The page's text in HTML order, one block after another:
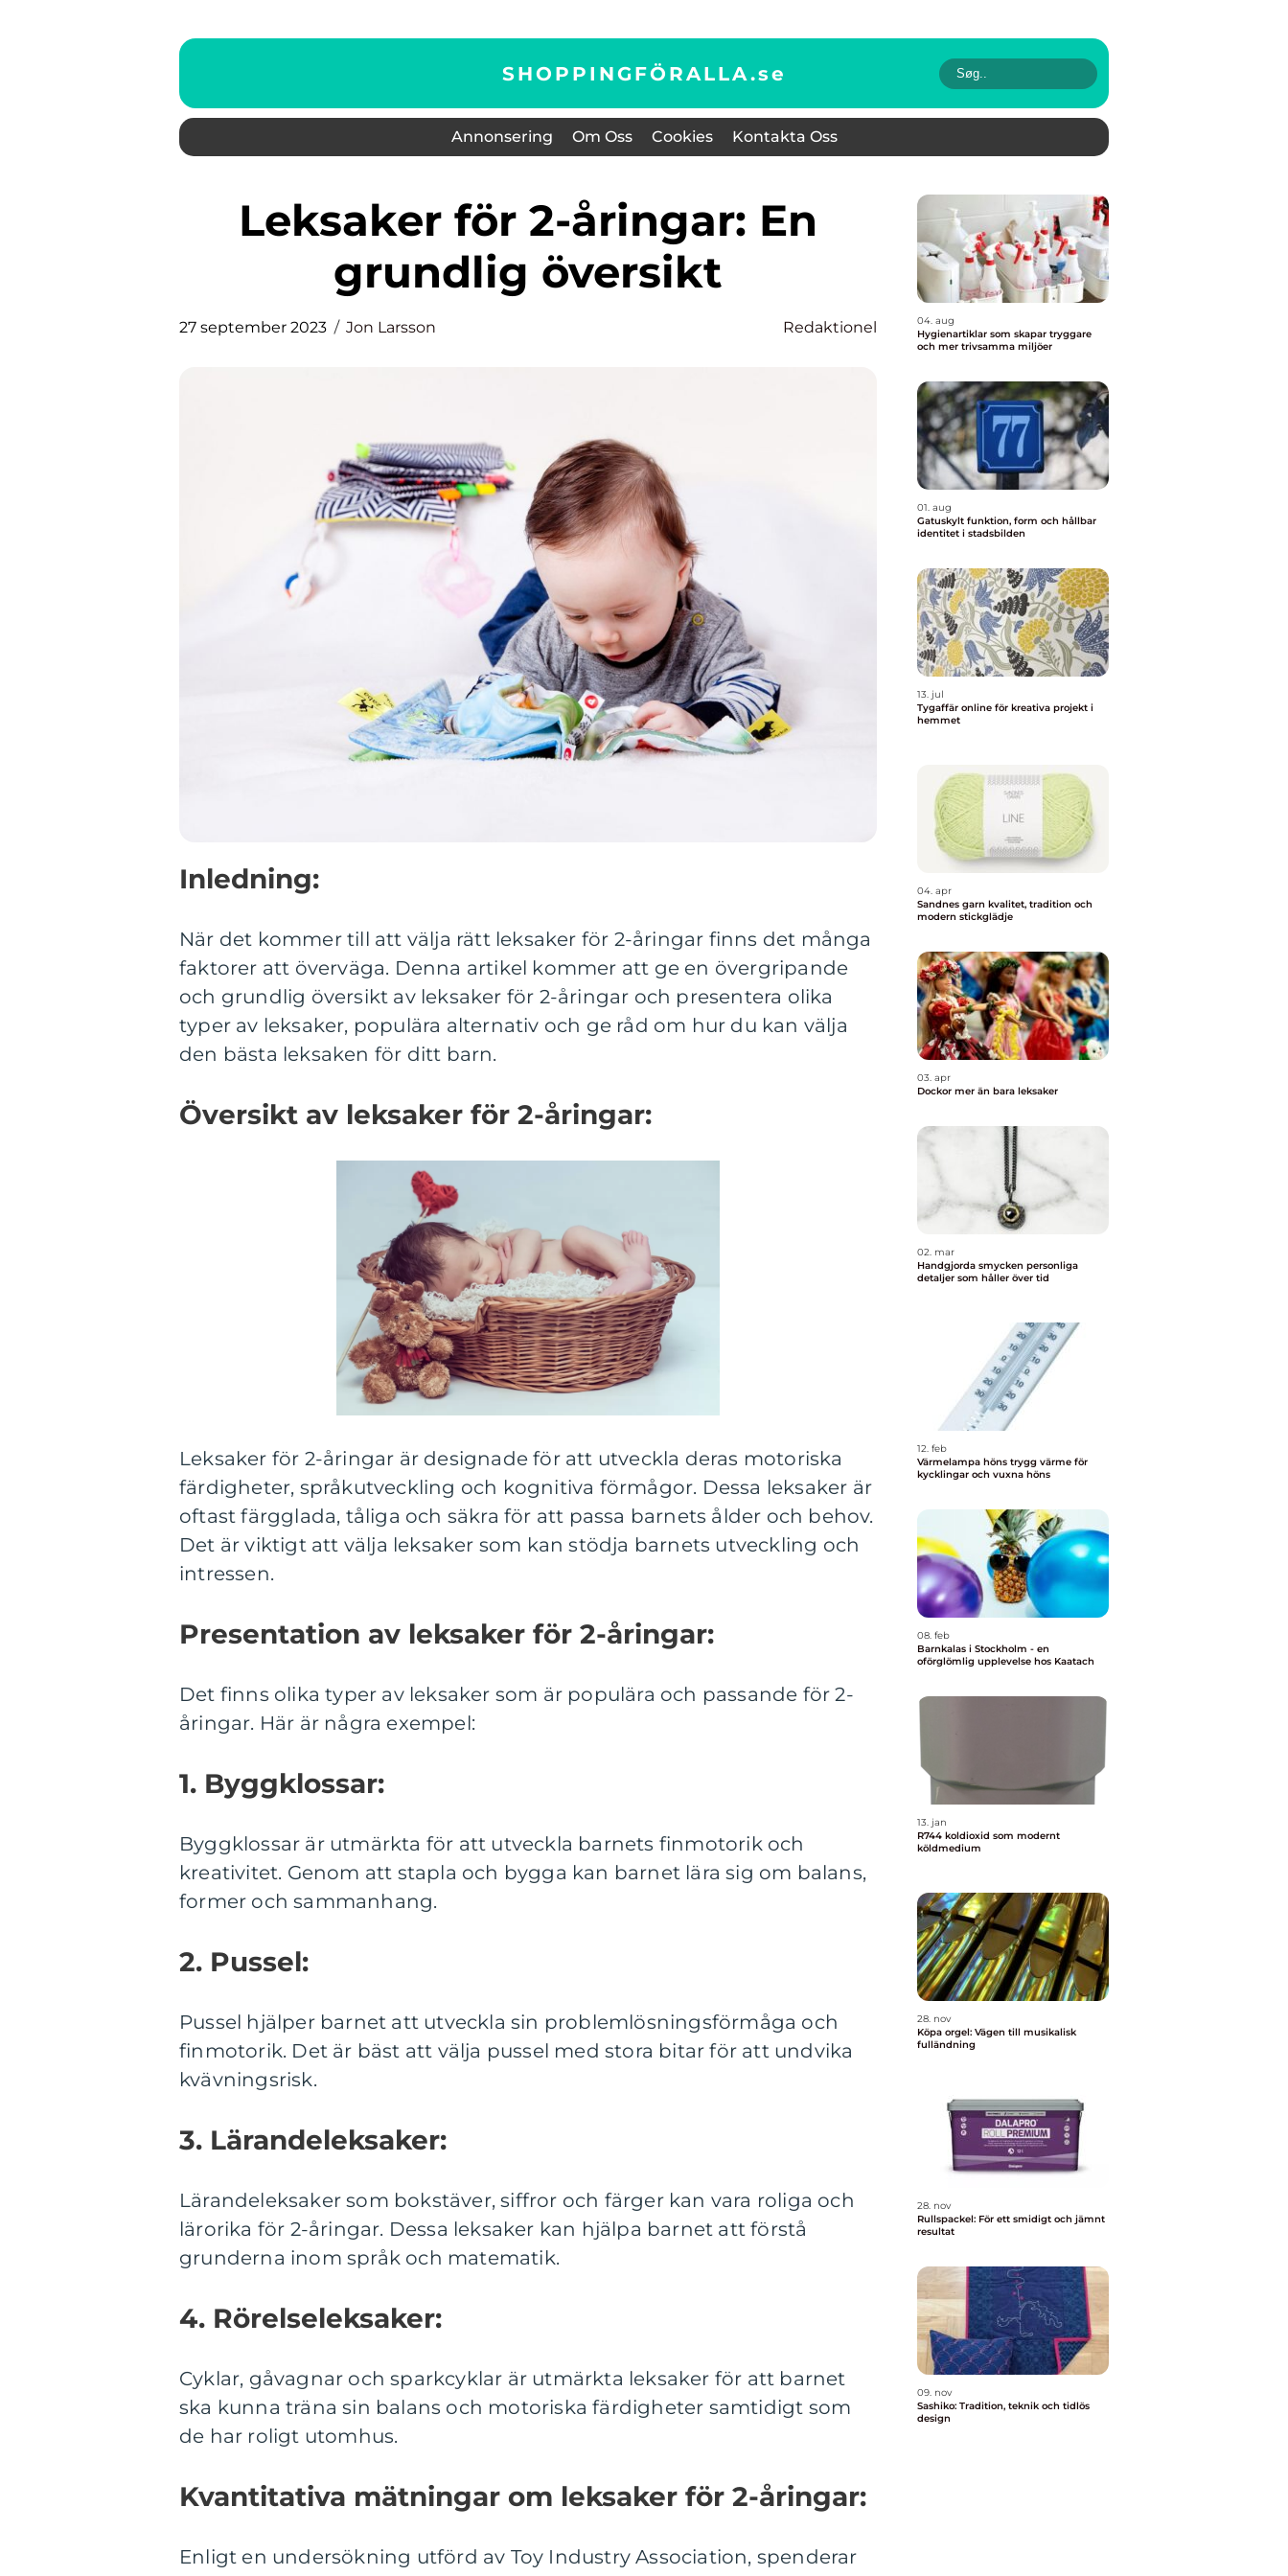
SHOPPINGFÖRALLA.se
Annonsering Om Oss Cookies Kontakta Oss
Leksaker för 2-åringar: En
grundlig översikt
27 september 2023 Jon Larsson Redaktionel
Inledning:
När det kommer till att välja rätt leksaker för 2-åringar finns det många
faktorer att överväga. Denna artikel kommer att ge en övergripande
och grundlig översikt av leksaker för 2-åringar och presentera olika
typer av leksaker, populära alternativ och ge råd om hur du kan välja
den bästa leksaken för ditt barn.
Översikt av leksaker för 2-åringar:
Leksaker för 2-åringar är designade för att utveckla deras motoriska
färdigheter, språkutveckling och kognitiva förmågor. Dessa leksaker är
oftast färgglada, tåliga och säkra för att passa barnets ålder och behov.
Det är viktigt att välja leksaker som kan stödja barnets utveckling och
intressen.
Presentation av leksaker för 2-åringar:
Det finns olika typer av leksaker som är populära och passande för 2-
åringar. Här är några exempel:
1. Byggklossar:
Byggklossar är utmärkta för att utveckla barnets finmotorik och
kreativitet. Genom att stapla och bygga kan barnet lära sig om balans,
former och sammanhang.
2. Pussel:
Pussel hjälper barnet att utveckla sin problemlösningsförmåga och
finmotorik. Det är bäst att välja pussel med stora bitar för att undvika
kvävningsrisk.
3. Lärandeleksaker:
Lärandeleksaker som bokstäver, siffror och färger kan vara roliga och
lärorika för 2-åringar. Dessa leksaker kan hjälpa barnet att förstå
grunderna inom språk och matematik.
4. Rörelseleksaker:
Cyklar, gåvagnar och sparkcyklar är utmärkta leksaker för att barnet
ska kunna träna sin balans och motoriska färdigheter samtidigt som
de har roligt utomhus.
Kvantitativa mätningar om leksaker för 2-åringar:
Enligt en undersökning utförd av Toy Industry Association, spenderar
04. aug
Hygienartiklar som skapar tryggare
och mer trivsamma miljöer
01. aug
Gatuskylt funktion, form och hållbar
identitet i stadsbilden
13. jul
Tygaffär online för kreativa projekt i
hemmet
04. apr
Sandnes garn kvalitet, tradition och
modern stickglädje
03. apr
Dockor mer än bara leksaker
02. mar
Handgjorda smycken personliga
detaljer som håller över tid
12. feb
Värmelampa höns trygg värme för
kycklingar och vuxna höns
08. feb
Barnkalas i Stockholm - en
oförglömlig upplevelse hos Kaatach
13. jan
R744 koldioxid som modernt
köldmedium
28. nov
Köpa orgel: Vägen till musikalisk
fulländning
28. nov
Rullspackel: För ett smidigt och jämnt
resultat
09. nov
Sashiko: Tradition, teknik och tidlös
design